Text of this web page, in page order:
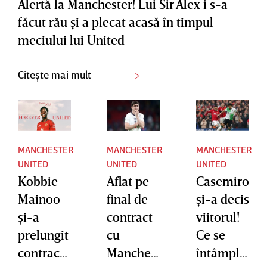
Alertă la Manchester! Lui Sir Alex i s-a
făcut rău şi a plecat acasă în timpul
meciului lui United
Citește mai mult
MANCHESTER
UNITED
Kobbie
Mainoo
şi-a
prelungit
contractu
MANCHESTER
UNITED
Aflat pe
final de
contract
cu
Manches
MANCHESTER
UNITED
Casemiro
şi-a decis
viitorul!
Ce se
întâmplă